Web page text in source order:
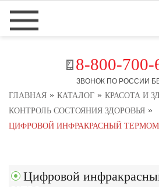
8-800-700-
ЗВОНОК ПО РОССИИ
ГЛАВНАЯ » КАТАЛОГ » КРАСОТА И
КОНТРОЛЬ СОСТОЯНИЯ ЗДОРОВЬЯ »
ЦИФРОВОЙ ИНФРАКРАСНЫЙ
Цифровой